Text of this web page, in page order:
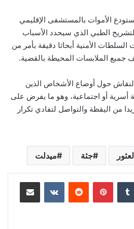
الأموات بالمستشفى الإقليمي
الطبي الذي سيحدد الأسباب
السلطات الأمنية أبحاثا دقيقة بأمر من
جميع الملابسات المحيطة بالقضية.
النقاش حول أوضاع الأشخاص الذين
أسرية أو اجتماعية، وهو ما يفرض على
من اليقظة والتواصل لتفادي تكرار
جثة ميدلت
بينتيريست مشاركة عبر البريد